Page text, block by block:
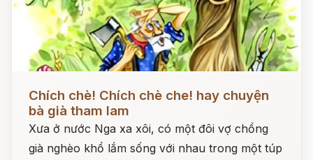
Chích chè! Chích chè che! hay chuyện
bà già tham lam
Xưa ở nước Nga xa xôi, có một đôi vợ chồng
già nghèo khổ lắm sống với nhau trong một túp